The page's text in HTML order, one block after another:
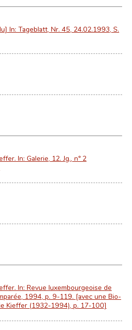
In: Tageblatt, Nr. 45, 24.02.1993, S.
In: Galerie, 12. Jg., nº 2
In: Revue luxembourgeoise de
1994, p. 9-119. [avec une Bio-
Kieffer (1932-1994), p. 17-100]